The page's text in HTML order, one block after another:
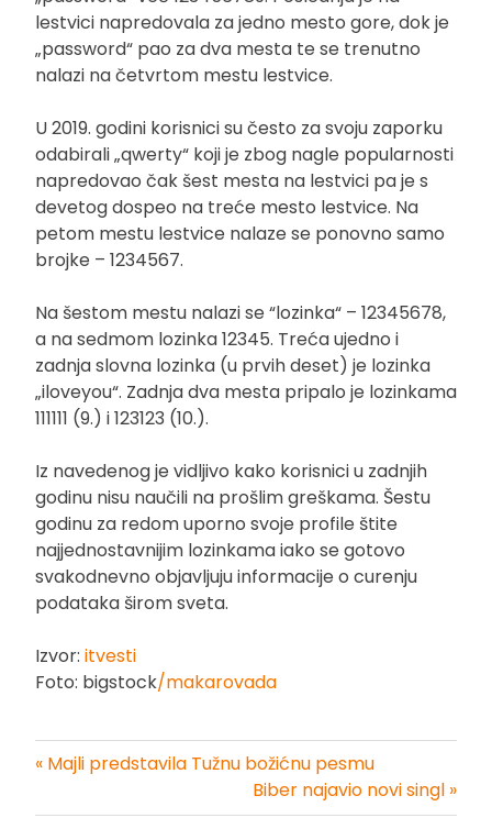
lestvici napredovala za jedno mesto gore, dok je
„password“ pao za dva mesta te se trenutno
nalazi na četvrtom mestu lestvice.
U 2019. godini korisnici su često za svoju zaporku
odabirali „qwerty“ koji je zbog nagle popularnosti
napredovao čak šest mesta na lestvici pa je s
devetog dospeo na treće mesto lestvice. Na
petom mestu lestvice nalaze se ponovno samo
brojke – 1234567.
Na šestom mestu nalazi se “lozinka“ – 12345678,
a na sedmom lozinka 12345. Treća ujedno i
zadnja slovna lozinka (u prvih deset) je lozinka
„iloveyou“. Zadnja dva mesta pripalo je lozinkama
111111 (9.) i 123123 (10.).
Iz navedenog je vidljivo kako korisnici u zadnjih
godinu nisu naučili na prošlim greškama. Šestu
godinu za redom uporno svoje profile štite
najjednostavnijim lozinkama iako se gotovo
svakodnevno objavljuju informacije o curenju
podataka širom sveta.
Izvor: itvesti
Foto: bigstock/makarovada
« Majli predstavila Tužnu božićnu pesmu
Biber najavio novi singl »